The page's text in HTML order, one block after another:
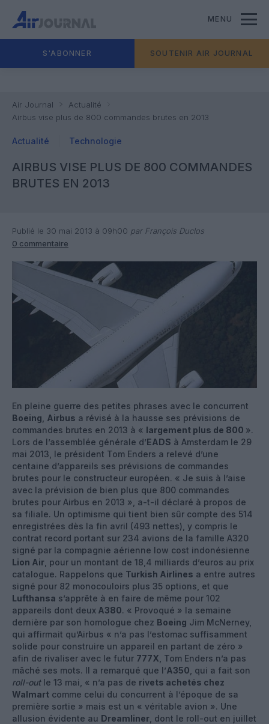
MENU
S'ABONNER SOUTENIR AIR JOURNAL
Air Journal
Actualité
Airbus vise plus de 800 commandes brutes en 2013
Actualité Technologie
AIRBUS VISE PLUS DE 800 COMMANDES
BRUTES EN 2013
Publié le 30 mai 2013 à 09h00 par François Duclos
0 commentaire
En pleine guerre des petites phrases avec le concurrent
Boeing Airbus a révisé à la hausse ses prévisions de
commandes brutes en 2013 à « largement plus de 800 ».
Lors de l’assemblée générale d’EADS à Amsterdam le 29
mai 2013, le président Tom Enders a relevé d’une
centaine d’appareils ses prévisions de commandes
brutes pour le constructeur européen. « Je suis à l’aise
avec la prévision de bien plus que 800 commandes
brutes pour Airbus en 2013 », a-t-il déclaré à propos de
sa filiale. Un optimisme qui tient bien sûr compte des 514
enregistrées dès la fin avril (493 nettes), y compris le
contrat record portant sur 234 avions de la famille A320
signé par la compagnie aérienne low cost indonésienne
Lion Air , pour un montant de 18,4 milliards d’euros au prix
catalogue. Rappelons que Turkish Airlines a entre autres
signé pour 82 monocouloirs plus 35 options, et que
Lufthansa s’apprête à en faire de même pour 102
appareils dont deux A380. « Provoqué » la semaine
dernière par son homologue chez Boeing Jim McNerney,
qui affirmait qu’Airbus « n’a pas l’estomac suffisamment
solide pour construire un appareil en partant de zéro »
afin de rivaliser avec le futur 777X , Tom Enders n’a pas
mâché ses mots. Il a remarqué que l’A350 , qui a fait son
roll-outle 13 mai, « n’a pas de rivets achetés chez
Walmart comme celui du concurrent à l’époque de sa
première sortie » mais est un « véritable avion ». Une
allusion évidente au Dreamliner , dont le roll-out en juillet